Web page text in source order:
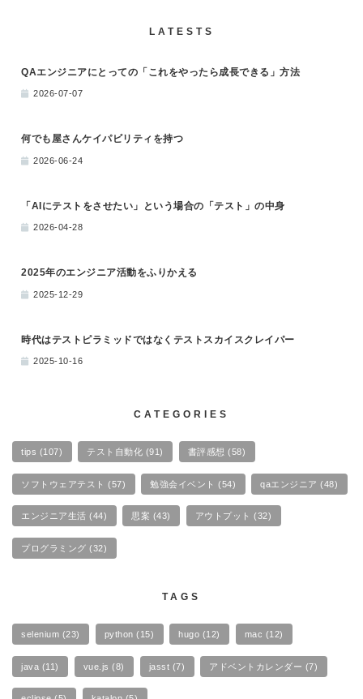
LATESTS
QAエンジニアにとっての「これをやったら成長できる」方法
2026-07-07
何でも屋さんケイパビリティを持つ
2026-06-24
「AIにテストをさせたい」という場合の「テスト」の中身
2026-04-28
2025年のエンジニア活動をふりかえる
2025-12-29
時代はテストピラミッドではなくテストスカイスクレイパー
2025-10-16
CATEGORIES
tips (107) テスト自動化 (91) 書評感想(58)
ソフトウェアテスト(57) 勉強会イベント(54) qaエンジニア(48)
エンジニア生活(44) 思案 (43) アウトプット(32)
プログラミング(32)
TAGS
selenium (23) python(15) hugo (12) mac (12)
java (11) vue.js(8) jasst (7) アドベントカレンダー (7)